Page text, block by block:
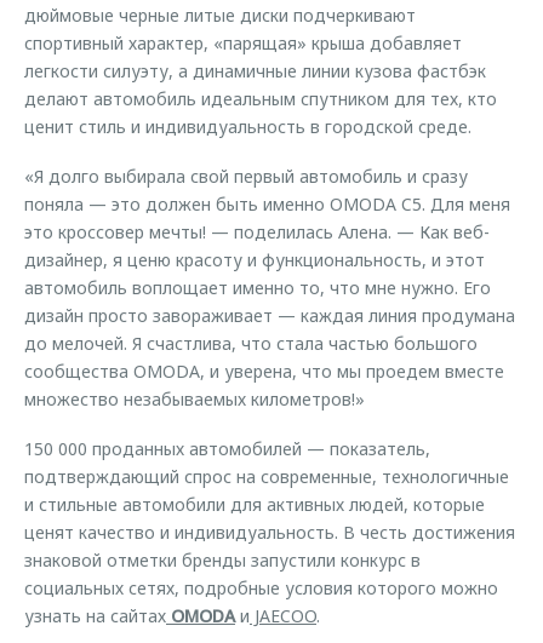
дюймовые черные литые диски подчеркивают
спортивный характер, «парящая» крыша добавляет
легкости силуэту, а динамичные линии кузова фастбэк
делают автомобиль идеальным спутником для тех, кто
ценит стиль и индивидуальность в городской среде.
«Я долго выбирала свой первый автомобиль и сразу
поняла — это должен быть именно OMODA C5. Для меня
это кроссовер мечты! — поделилась Алена. — Как веб-
дизайнер, я ценю красоту и функциональность, и этот
автомобиль воплощает именно то, что мне нужно. Его
дизайн просто завораживает — каждая линия продумана
до мелочей. Я счастлива, что стала частью большого
сообщества OMODA, и уверена, что мы проедем вместе
множество незабываемых километров!»
150 000 проданных автомобилей — показатель,
подтверждающий спрос на современные, технологичные
и стильные автомобили для активных людей, которые
ценят качество и индивидуальность. В честь достижения
знаковой отметки бренды запустили конкурс в
социальных сетях, подробные условия которого можно
узнать на сайтах OMODAи JAECOO.